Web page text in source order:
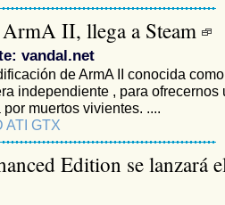
II, llega a Steam
vandal.net
de ArmA II conocida
independiente , para ofrecernos
muertos vivientes. ....
ATI GTX
Edition se lanzará